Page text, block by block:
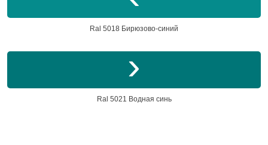
Ral 5018 Бирюзово-синий
Ral 5021 Водная синь